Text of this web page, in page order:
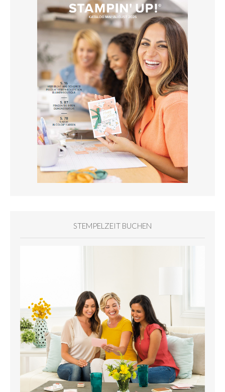
STEMPELZEIT BUCHEN